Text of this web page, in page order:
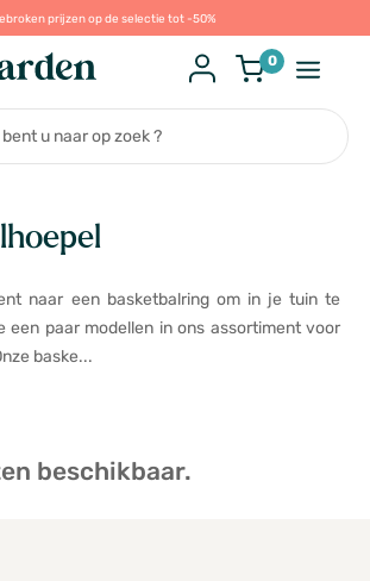
prijzen op de selectie tot -50%
0
naar een basketbalring om in je tuin te
een paar modellen in ons assortiment voor
baske...
beschikbaar.